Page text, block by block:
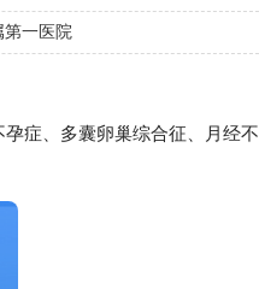
第一医院
症、多囊卵巢综合征、月经不